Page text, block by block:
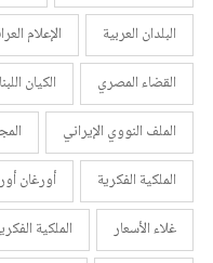
البلدان العربية
الإعلام
القضاء المصري
الكيان
الملف النووي الإيراني
الملكية الفكرية
أورغان
غلاء الأسعار
الملكية